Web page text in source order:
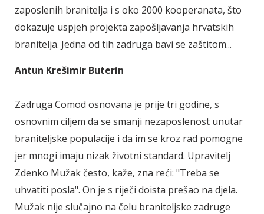
zaposlenih branitelja i s oko 2000 kooperanata, što
dokazuje uspjeh projekta zapošljavanja hrvatskih
branitelja. Jedna od tih zadruga bavi se zaštitom...
Antun Krešimir Buterin
Zadruga Comod osnovana je prije tri godine, s
osnovnim ciljem da se smanji nezaposlenost unutar
braniteljske populacije i da im se kroz rad pomogne
jer mnogi imaju nizak životni standard. Upravitelj
Zdenko Mužak često, kaže, zna reći: "Treba se
uhvatiti posla". On je s riječi doista prešao na djela.
Mužak nije slučajno na čelu braniteljske zadruge